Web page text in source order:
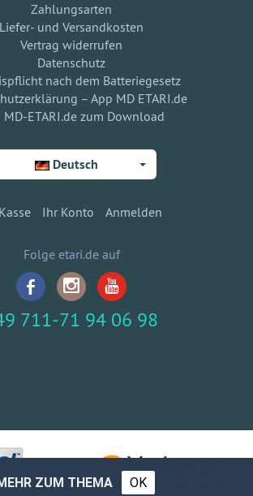
Zahlungsarten
Liefer- und Versandkosten
Vertrag widerrufen
Datenschutz
nach dem Batteriegesetz
– App MD ETARI.de
MD-ETARI.de zum Download
Deutsch
Ihr Konto Anmelden
Folge etari.de auf
711-71 94 06 98
ZUM THEMA OK